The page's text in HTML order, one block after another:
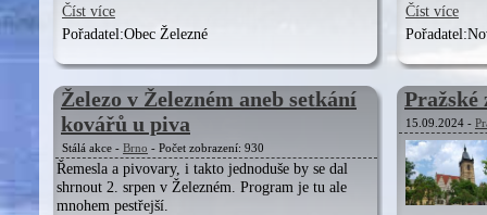
Číst více
Pořadatel:Obec Železné
Číst více
Pořadatel:
Železo v Železném aneb setkání
kovářů u piva
Stálá akce - Brno - Počet zobrazení: 930
Řemesla a pivovary, i takto jednoduše by se dal
shrnout 2. srpen v Železném. Program je tu ale
mnohem pestřejší.
Pražské
15.09.2024 -